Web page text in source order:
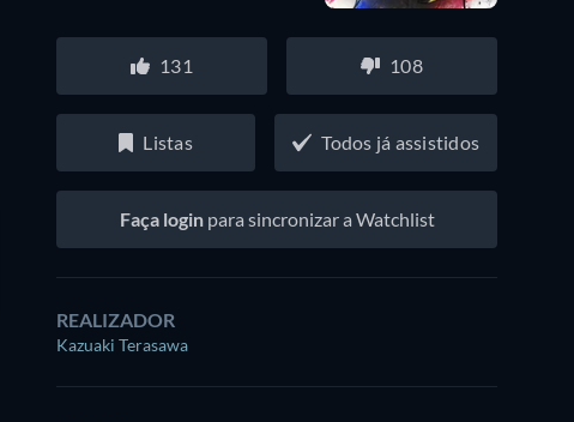
131 108
Listas Todos já assistidos
Faça loginpara sincronizar a Watchlist
REALIZADOR
Kazuaki Terasawa